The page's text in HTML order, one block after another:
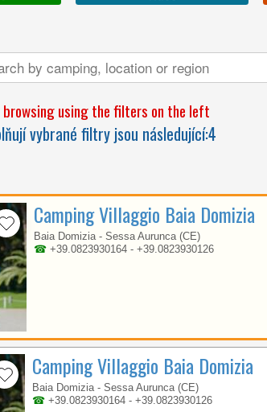
browsing using the filters on the left
vybrané filtry jsou následující:4
Camping Villaggio Baia Domizia
Baia Domizia - Sessa Aurunca (CE)
☎ +39.0823930164 - +39.0823930126
Camping Villaggio Baia Domizia
Baia Domizia - Sessa Aurunca (CE)
☎ +39.0823930164 - +39.0823930126
A
LONG
A